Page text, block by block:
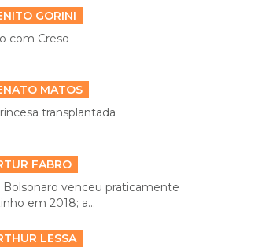
GORINI
com Creso
MATOS
transplantada
FABRO
Bolsonaro venceu praticamente
em 2018; a...
LESSA